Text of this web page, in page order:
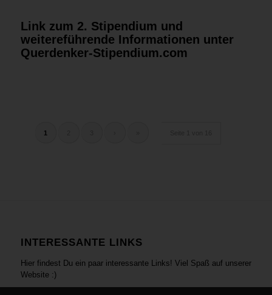
Link zum 2. Stipendium und
weitereführende Informationen unter
Querdenker-Stipendium.com
1
INTERESSANTE LINKS
Hier findest Du ein paar interessante Links! Viel Spaß auf unserer
Website :)